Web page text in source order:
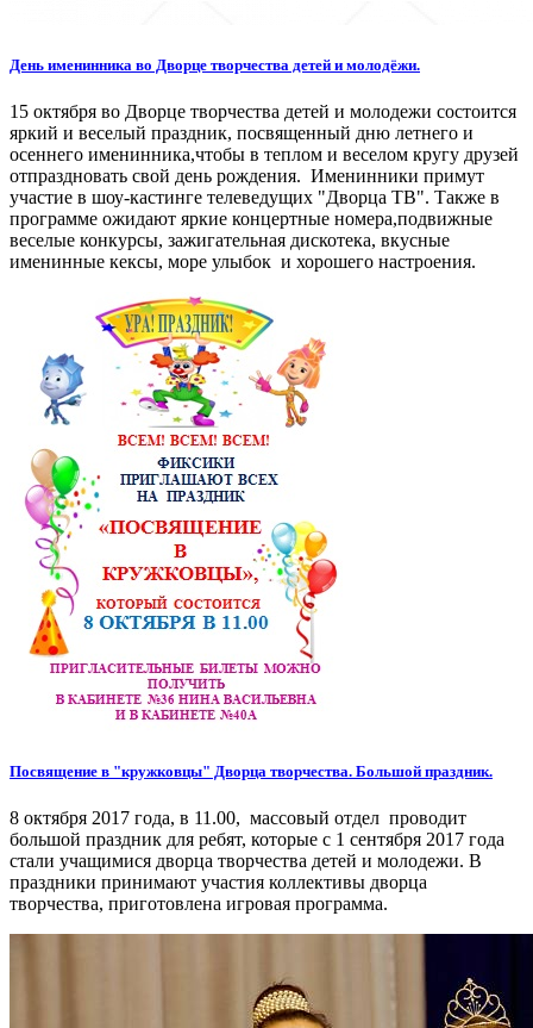
День именинника во Дворце творчества детей и молодёжи.
15 октября во Дворце творчества детей и молодежи состоится
яркий и веселый праздник, посвященный дню летнего и
осеннего именинника,чтобы в теплом и веселом кругу друзей
отпраздновать свой день рождения. Именинники примут
участие в шоу-кастинге телеведущих "Дворца ТВ". Также в
программе ожидают яркие концертные номера,подвижные
веселые конкурсы, зажигательная дискотека, вкусные
именинные кексы, море улыбок и хорошего настроения.
Посвящение в "кружковцы" Дворца творчества. Большой праздник.
8 октября 2017 года, в 11.00, массовый отдел проводит
большой праздник для ребят, которые с 1 сентября 2017 года
стали учащимися дворца творчества детей и молодежи. В
праздники принимают участия коллективы дворца
творчества, приготовлена игровая программа.